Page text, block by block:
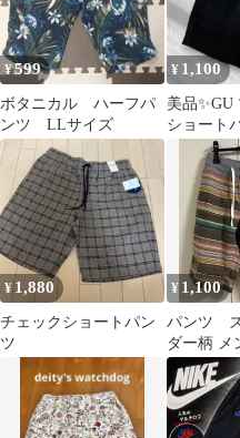
¥599
ボタニカル ハーフパ
ンツ LLサイズ
¥ 1,100
美品✨GU
ショート
水陸両用
スポーツ
¥ 1,880
チェックショートパン
ツ
¥ 1,100
パンツ
ダー柄 メ
パンツ
Lサイズ